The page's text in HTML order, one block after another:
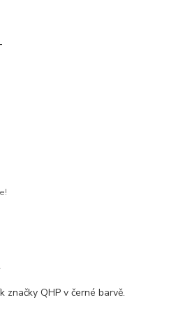
značky QHP v černé barvě.